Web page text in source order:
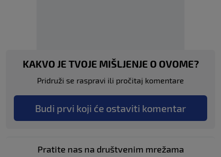
KAKVO JE TVOJE MIŠLJENJE O OVOME?
Pridruži se raspravi ili pročitaj komentare
Budi prvi koji će ostaviti komentar
Pratite nas na društvenim mrežama